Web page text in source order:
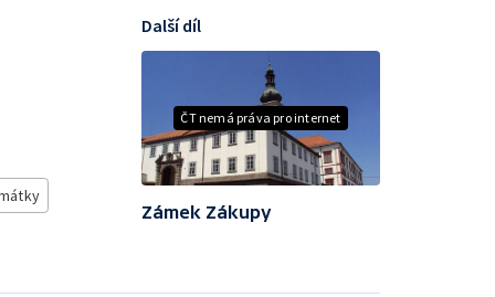
ČT nemá práva pro internet
Další díl
Zámek Zákupy